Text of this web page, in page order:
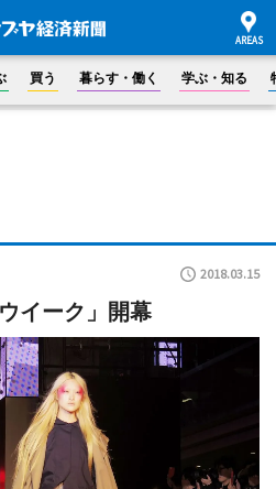
買う 暮らす・働く 学ぶ・知る
2018.03.15
イーク」開幕